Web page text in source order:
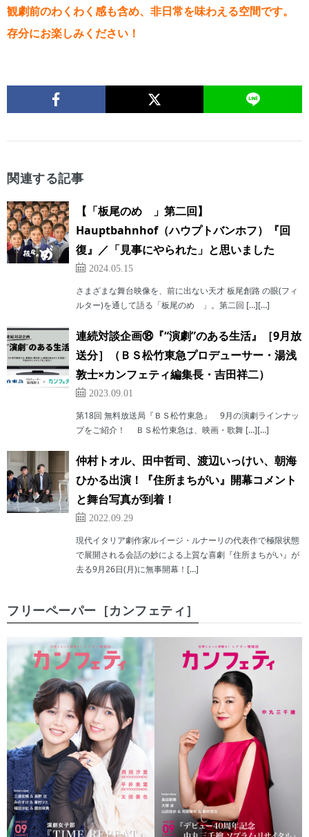
観劇前のわくわく感も含め、非日常を味わえる空間です。
存分にお楽しみください！
関連する記事
【「板尾のめ゙」第二回】
Hauptbahnhof（ハウプトバンホフ）『回
復』／「見事にやられた」と思いました
2024.05.15
さまざまな舞台映像を、前に出ない天才 板尾創路 の眼(フィ
ルター)を通して語る「板尾のめ゙」。第二回 […][…]
連続対談企画⑱『“演劇”のある生活』［9月放
送分］（ＢＳ松竹東急プロデューサー・湯浅
敦士×カンフェティ編集長・吉田祥二）
2023.09.01
第18回 無料放送局『ＢＳ松竹東急』 9月の演劇ラインナッ
プをご紹介！ ＢＳ松竹東急は、映画・歌舞 […][…]
仲村トオル、田中哲司、渡辺いっけい、朝海
ひかる出演！『住所まちがい』開幕コメント
と舞台写真が到着！
2022.09.29
現代イタリア劇作家ルイージ・ルナーリの代表作で極限状態
で展開される会話の妙による上質な喜劇『住所まちがい』が
去る9月26日(月)に無事開幕！[…]
フリーペーパー［カンフェティ］